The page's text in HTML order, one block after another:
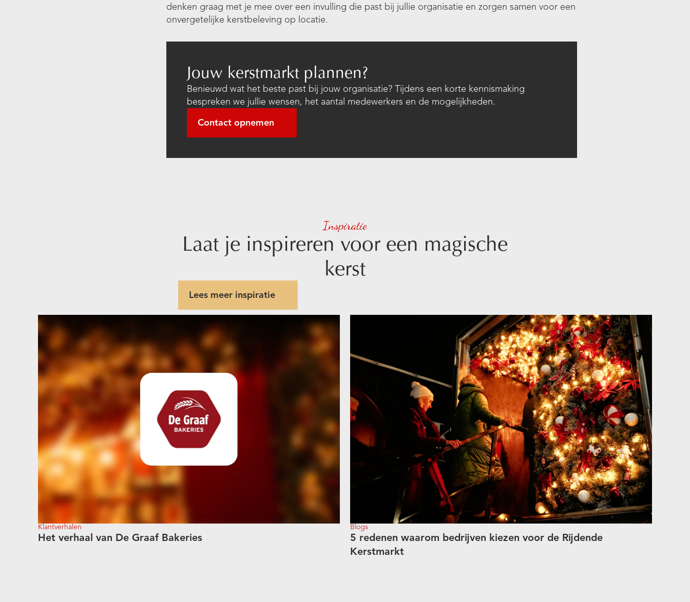
denken graag met je mee over een invulling die past bij jullie organisatie en zorgen samen voor een
onvergetelijke kerstbeleving op locatie.
Jouw kerstmarkt plannen?
Benieuwd wat het beste past bij jouw organisatie? Tijdens een korte kennismaking
bespreken we jullie wensen, het aantal medewerkers en de mogelijkheden.
Contact opnemen
Inspiratie
Laat je inspireren voor een magische
kerst
Lees meer inspiratie
Klantverhalen
Het verhaal van De Graaf Bakeries
Blogs
5 redenen waarom bedrijven kiezen voor de Rijdende
Kerstmarkt